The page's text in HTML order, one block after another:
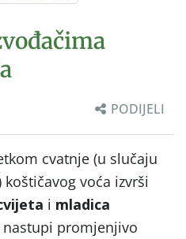
PODIJELI
cvatnje (u slučaju
voća izvrši
i mladica
nastupi promjenjivo